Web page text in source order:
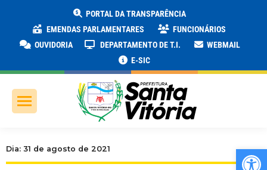
PORTAL DA TRANSPARÊNCIA
EMENDAS PARLAMENTARES
FUNCIONÁRIOS
OUVIDORIA
DEPARTAMENTO DE T.I.
WEBMAIL
E-SIC
Dia: 31 de agosto de 2021